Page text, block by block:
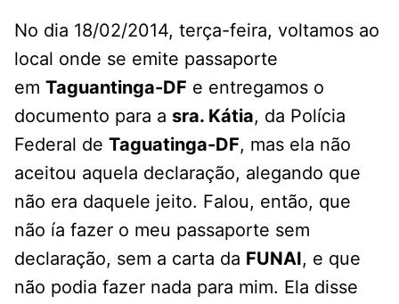
No dia 18/02/2014, terça-feira, voltamos ao
local onde se emite passaporte
em Taguantinga-DF e entregamos o
documento para a sra. Kátia, da Polícia
Federal de Taguatinga-DF, mas ela não
aceitou aquela declaração, alegando que
não era daquele jeito. Falou, então, que
não ía fazer o meu passaporte sem
declaração, sem a carta da FUNAI, e que
não podia fazer nada para mim. Ela disse